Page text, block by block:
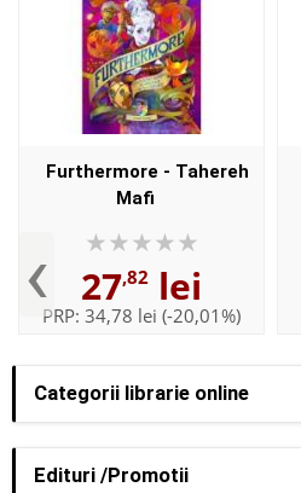
Categorii librarie online
Edituri /Promotii
‹
Furthermore - Tahereh
Mafi
27,82 lei
PRP: 34,78 lei (-20,01%)